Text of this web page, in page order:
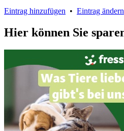
Eintrag hinzufügen • Eintrag ändern
Hier können Sie